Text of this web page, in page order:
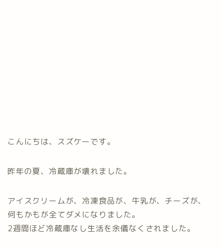
こんにちは、スズケーです。
昨年の夏、冷蔵庫が壊れました。
アイスクリームが、冷凍食品が、牛乳が、チーズが、
何もかもが全てダメになりました。
2週間ほど冷蔵庫なし生活を余儀なくされました。